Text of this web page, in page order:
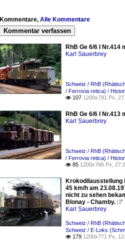
Kommentare, Alle Kommentare
Kommentar verfassen
RhB Ge 6/6 I Nr.414
Karl Sauerbrey
Schweiz / RhB
/ Ferrovia retica) /
 107 1200x791 Px,
RhB Ge 6/6 I
Karl Sauerbrey
Schweiz / RhB
/ Ferrovia retica) /
 85 1200x766 Px,
Krokodilausstellung
45 km/h am
nicht zu sehen
Blonay - Chamby. 
Karl Sauerbrey
Schweiz / RhB
Schweiz / E-Loks
 179 1200x771 Px,